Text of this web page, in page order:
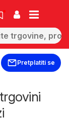
Pretplatiti se